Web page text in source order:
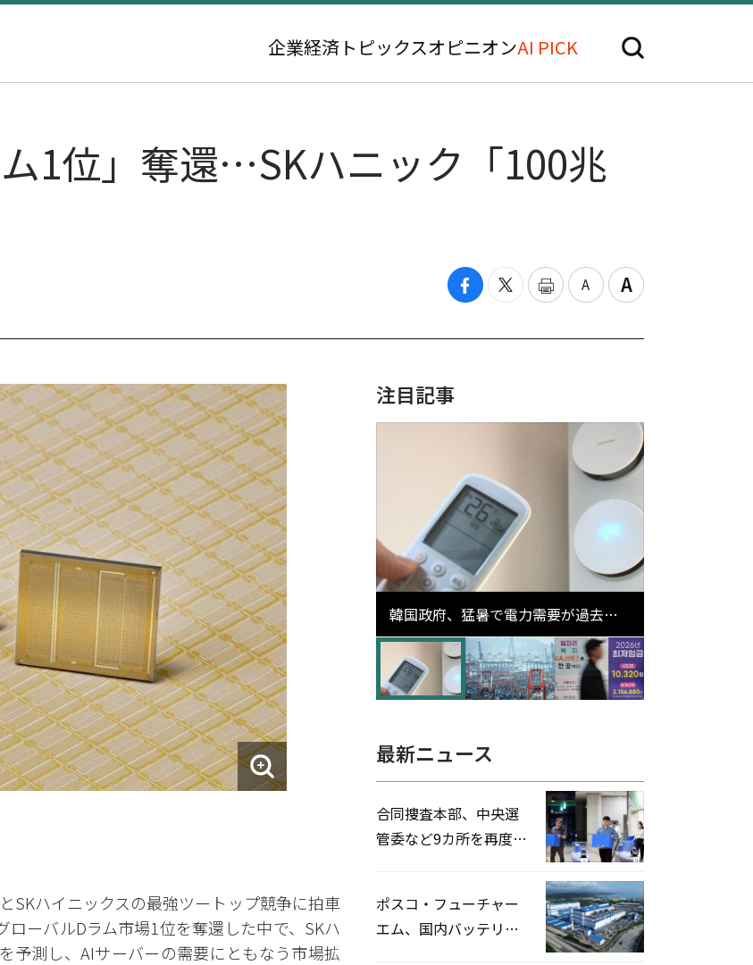
企業経済 トピックスオピニオンAI PICK
1位」奪還…SKハニック「100兆
SKハイニックスの最強ツートップ競争に拍車
ーバルDラム市場1位を奪還した中で、SKハ
予測し、AIサーバーの需要にともなう市場拡
注目記事
韓国政府、猛暑で電力需要が過去最
高更新の可能性に需給対応体制を点
検
最新ニュース
合同捜査本部、中央選
管委など9カ所を再度家
ポスコ・フューチャー
エム、国内バッテリー